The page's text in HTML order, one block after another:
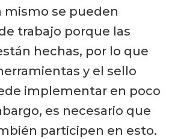
mismo se pueden
trabajo porque las
hechas, por lo que
y el sello
implementar en poco
es necesario que
participen en esto.